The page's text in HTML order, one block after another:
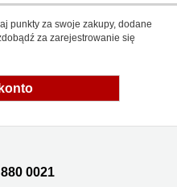
punkty za swoje zakupy, dodane
za zarejestrowanie się
0021